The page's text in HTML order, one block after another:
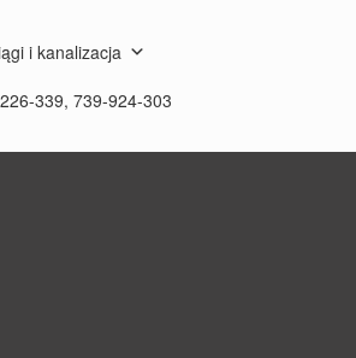
i kanalizacja
339, 739-924-303